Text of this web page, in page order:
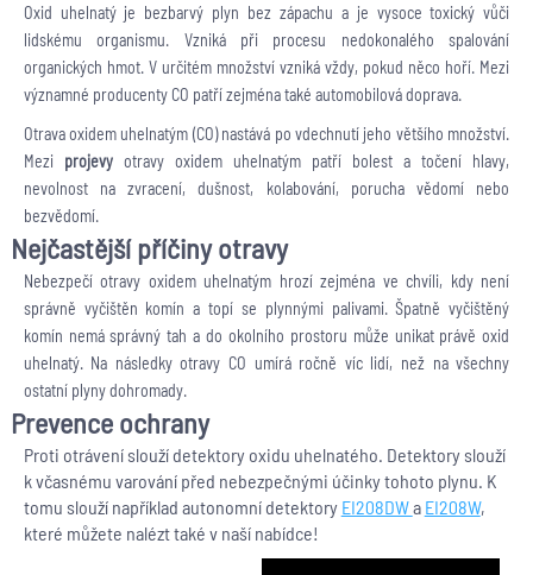
Oxid uhelnatý je bezbarvý plyn bez zápachu a je vysoce toxický vůči
lidskému organismu. Vzniká při procesu nedokonalého spalování
organických hmot. V určitém množství vzniká vždy, pokud něco hoří. Mezi
významné producenty CO patří zejména také automobilová doprava.
Otrava oxidem uhelnatým (CO) nastává po vdechnutí jeho většího množství.
Mezi projevyotravy oxidem uhelnatým patří bolest a točení hlavy,
nevolnost na zvracení, dušnost, kolabování, porucha vědomí nebo
bezvědomí.
Nejčastější příčiny otravy
Nebezpečí otravy oxidem uhelnatým hrozí zejména ve chvíli, kdy není
správně vyčištěn komín a topí se plynnými palivami. Špatně vyčištěný
komín nemá správný tah a do okolního prostoru může unikat právě oxid
uhelnatý. Na následky otravy CO umírá ročně víc lidí, než na všechny
ostatní plyny dohromady.
Prevence ochrany
Proti otrávení slouží detektory oxidu uhelnatého. Detektory slouží
k včasnému varování před nebezpečnými účinky tohoto plynu. K
tomu slouží například autonomní detektory EI208DWa EI208W,
které můžete nalézt také v naší nabídce!